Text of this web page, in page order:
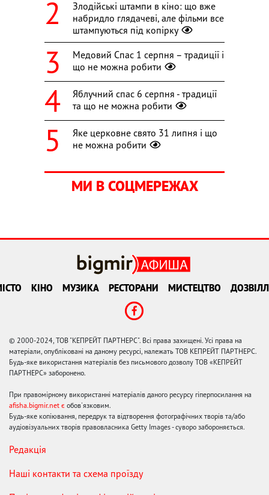
Злодійські штампи в кіно: що вже
набридло глядачеві, але фільми все
штампуються під копірку
Медовий Спас 1 серпня – традиції і
що не можна робити
Яблучний спас 6 серпня - традиції
та що не можна робити
Яке церковне свято 31 липня і що
не можна робити
МИ В СОЦМЕРЕЖАХ
КІНО МУЗИКА РЕСТОРАНИ МИСТЕЦТВО
© 2000-2024, ТОВ "КЕПРЕЙТ ПАРТНЕРС". Всі права захищені. Усі права на
матеріали, опубліковані на даному ресурсі, належать ТОВ КЕПРЕЙТ ПАРТНЕРС.
Будь-яке використання матеріалів без письмового дозволу ТОВ «КЕПРЕЙТ
ПАРТНЕРС» заборонено.
При правомірному використанні матеріалів даного ресурсу гіперпосилання на
afisha.bigmir.net є обов'язковим.
Будь-яке копіювання, передрук та відтворення фотографічних творів та/або
аудіовізуальних творів правовласника Getty Images - суворо забороняється.
Редакція
Наші контакти та схема проїзду